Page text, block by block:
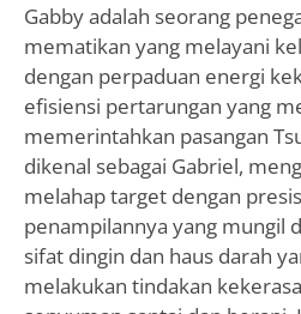
Gabby adalah seorang
mematikan yang melayani
dengan perpaduan energi
efisiensi pertarungan yang
memerintahkan pasangan
dikenal sebagai Gabriel,
melahap target dengan
penampilannya yang mungil
sifat dingin dan haus darah
melakukan tindakan